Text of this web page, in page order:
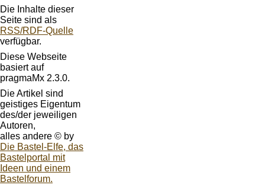
Die Inhalte dieser
Seite sind als
RSS/RDF-Quelle
verfügbar.
Diese Webseite
basiert auf
pragmaMx 2.3.0.
Die Artikel sind
geistiges Eigentum
des/der jeweiligen
Autoren,
alles andere © by
Die Bastel-Elfe, das
Bastelportal mit
Ideen und einem
Bastelforum.